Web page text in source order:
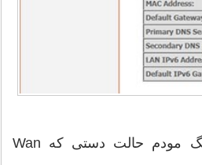
در مرحله ی بعد کانفیگ مودم حالت دستی که Wan